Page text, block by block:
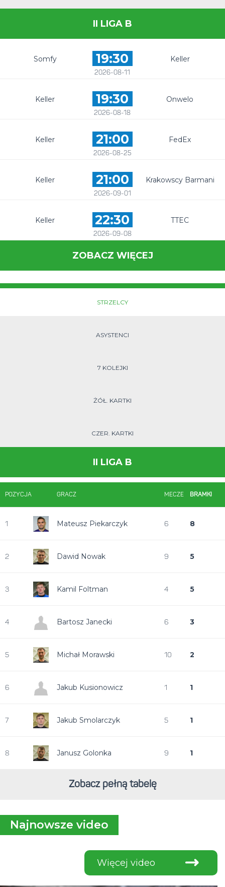
II LIGA B
Somfy 19:30
2026-08-11
Keller
Keller 19:30
2026-08-18
Onwelo
Keller 21:00
2026-08-25
FedEx
Keller 21:00
2026-09-01
Krakowscy Barmani
Keller 22:30
2026-09-08
TTEC
ZOBACZ WIĘCEJ
STRZELCY
ASYSTENCI
7 KOLEJKI
ŻÓŁ. KARTKI
CZER. KARTKI
II LIGA B
POZYCJA GRACZ MECZE BRAMKI
1 Mateusz Piekarczyk 6 8
2 Dawid Nowak 9 5
3 Kamil Foltman 4 5
4 Bartosz Janecki 6 3
5 Michał Morawski 10 2
6 Jakub Kusionowicz 1 1
7 Jakub Smolarczyk 5 1
8 Janusz Golonka 9 1
Zobacz pełną tabelę
Najnowsze video
Więcej video